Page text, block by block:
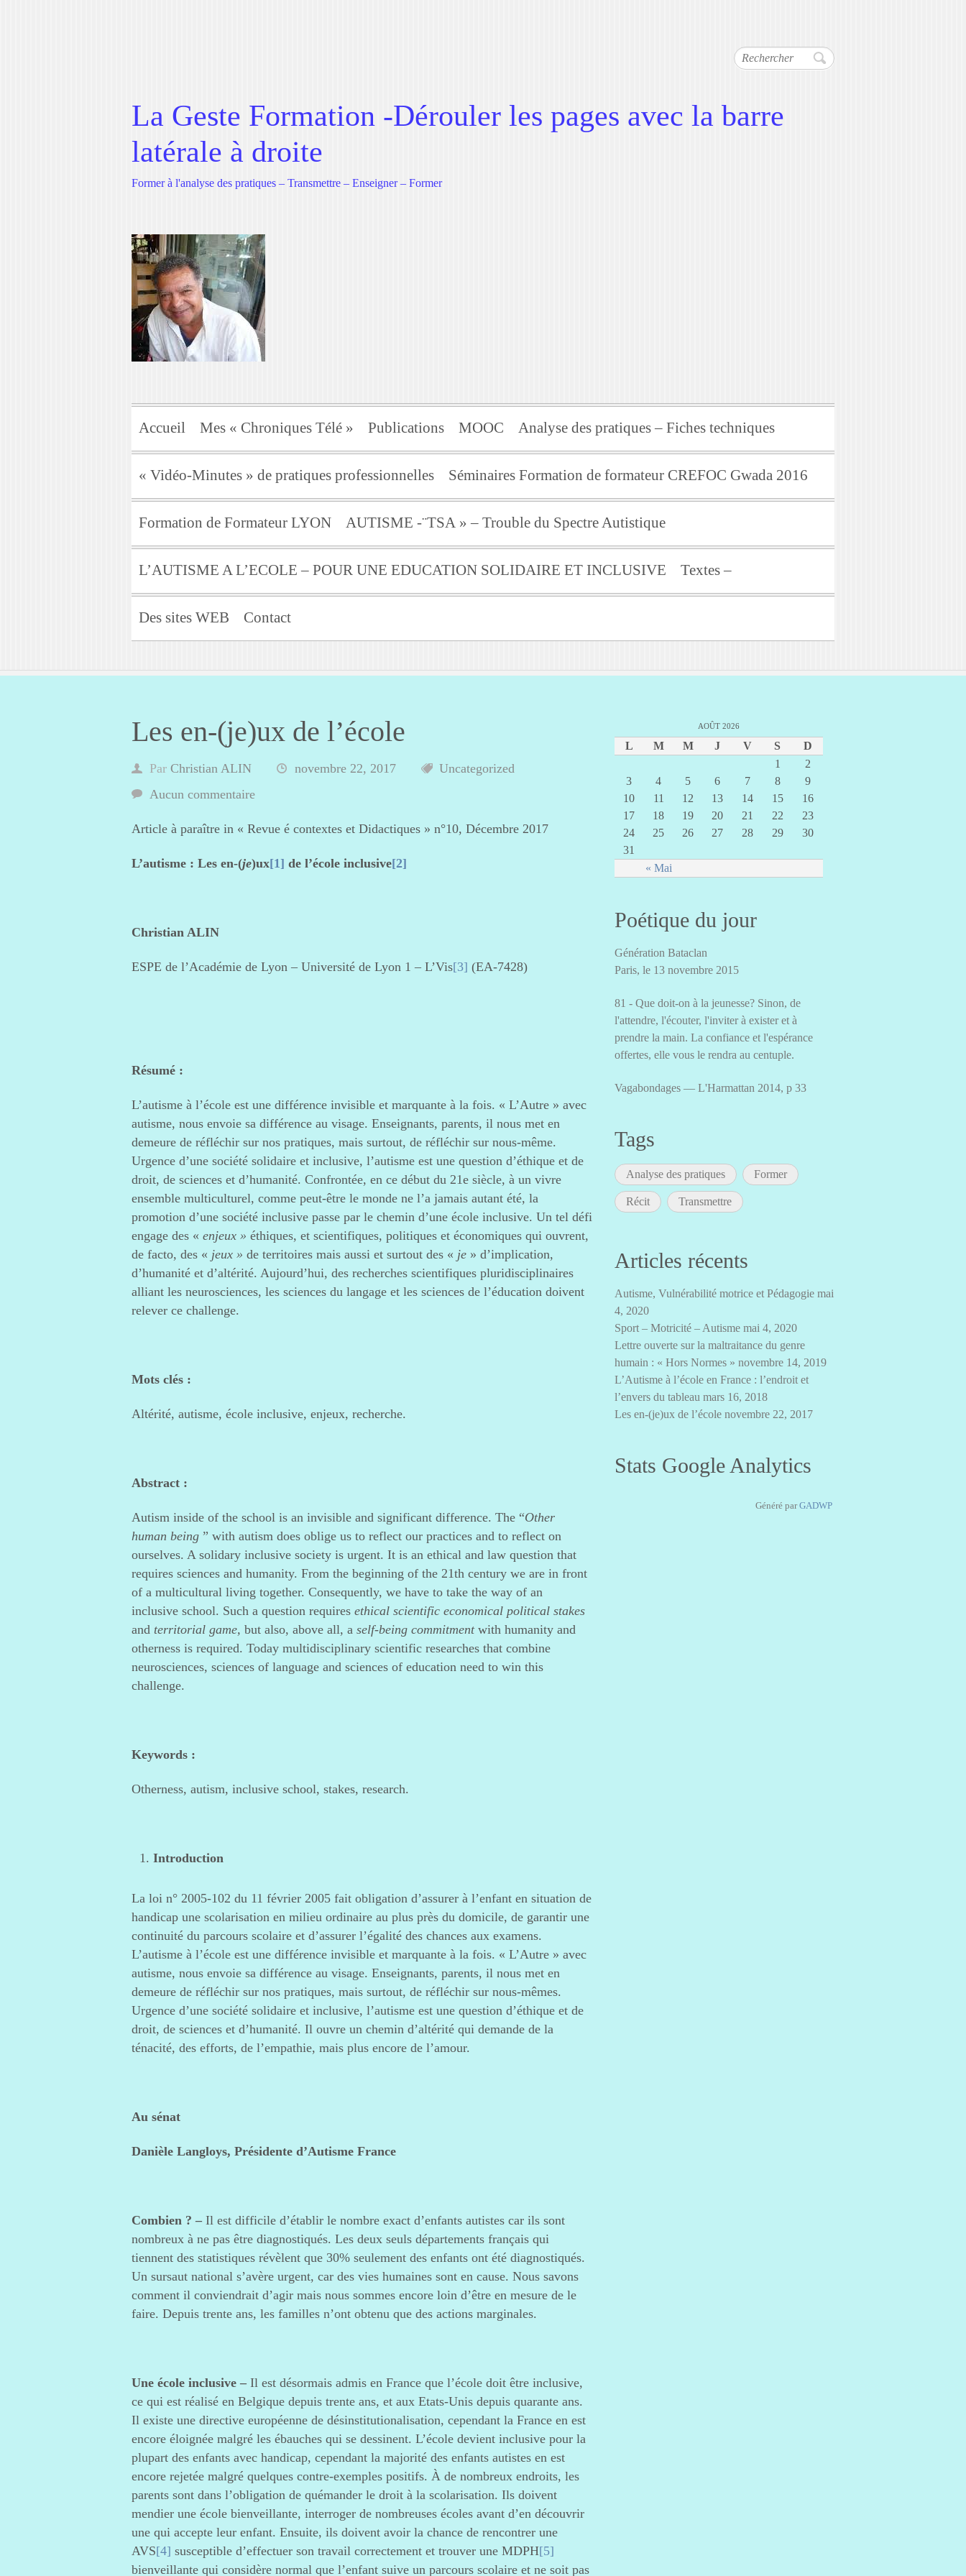
Rechercher
La Geste Formation -Dérouler les pages avec la barre
latérale à droite
Former à l'analyse des pratiques – Transmettre – Enseigner – Former
Accueil Mes « Chroniques Télé » Publications MOOC Analyse des pratiques – Fiches techniques
« Vidéo-Minutes » de pratiques professionnelles Séminaires Formation de formateur CREFOC Gwada 2016
Formation de Formateur LYON AUTISME -¨TSA » – Trouble du Spectre Autistique
L’AUTISME A L’ECOLE – POUR UNE EDUCATION SOLIDAIRE ET INCLUSIVE Textes –
Des sites WEB Contact
Les en-(je)ux de l’école
Par Christian ALIN novembre 22, 2017
Uncategorized
Aucun commentaire
Article à paraître in « Revue é contextes et Didactiques » n°10, Décembre 2017
L’autisme : Les en-(je)ux[1] de l’école inclusive[2]
Christian ALIN
ESPE de l’Académie de Lyon – Université de Lyon 1 – L’Vis[3] (EA-7428)
Résumé :
L’autisme à l’école est une différence invisible et marquante à la fois. « L’Autre » avec
autisme, nous envoie sa différence au visage. Enseignants, parents, il nous met en
demeure de réfléchir sur nos pratiques, mais surtout, de réfléchir sur nous-même.
Urgence d’une société solidaire et inclusive, l’autisme est une question d’éthique et de
droit, de sciences et d’humanité. Confrontée, en ce début du 21e siècle, à un vivre
ensemble multiculturel, comme peut-être le monde ne l’a jamais autant été, la
promotion d’une société inclusive passe par le chemin d’une école inclusive. Un tel défi
engage des « enjeux » éthiques, et scientifiques, politiques et économiques qui ouvrent,
de facto, des « jeux » de territoires mais aussi et surtout des « je » d’implication,
d’humanité et d’altérité. Aujourd’hui, des recherches scientifiques pluridisciplinaires
alliant les neurosciences, les sciences du langage et les sciences de l’éducation doivent
relever ce challenge.
Mots clés :
Altérité, autisme, école inclusive, enjeux, recherche.
Abstract :
Autism inside of the school is an invisible and significant difference. The “Other
human being ” with autism does oblige us to reflect our practices and to reflect on
ourselves. A solidary inclusive society is urgent. It is an ethical and law question that
requires sciences and humanity. From the beginning of the 21th century we are in front
of a multicultural living together. Consequently, we have to take the way of an
inclusive school. Such a question requires ethical scientific economical political stakes
and territorial game, but also, above all, a self-being commitmentwith humanity and
otherness is required. Today multidisciplinary scientific researches that combine
neurosciences, sciences of language and sciences of education need to win this
challenge.
Keywords :
Otherness, autism, inclusive school, stakes, research.
Introduction
La loi n° 2005-102 du 11 février 2005 fait obligation d’assurer à l’enfant en situation de
handicap une scolarisation en milieu ordinaire au plus près du domicile, de garantir une
continuité du parcours scolaire et d’assurer l’égalité des chances aux examens.
L’autisme à l’école est une différence invisible et marquante à la fois. « L’Autre » avec
autisme, nous envoie sa différence au visage. Enseignants, parents, il nous met en
demeure de réfléchir sur nos pratiques, mais surtout, de réfléchir sur nous-mêmes.
Urgence d’une société solidaire et inclusive, l’autisme est une question d’éthique et de
droit, de sciences et d’humanité. Il ouvre un chemin d’altérité qui demande de la
ténacité, des efforts, de l’empathie, mais plus encore de l’amour.
Au sénat
Danièle Langloys, Présidente d’Autisme France
Combien ? – Il est difficile d’établir le nombre exact d’enfants autistes car ils sont
nombreux à ne pas être diagnostiqués. Les deux seuls départements français qui
tiennent des statistiques révèlent que 30% seulement des enfants ont été diagnostiqués.
Un sursaut national s’avère urgent, car des vies humaines sont en cause. Nous savons
comment il conviendrait d’agir mais nous sommes encore loin d’être en mesure de le
faire. Depuis trente ans, les familles n’ont obtenu que des actions marginales.
Une école inclusive – Il est désormais admis en France que l’école doit être inclusive,
ce qui est réalisé en Belgique depuis trente ans, et aux Etats-Unis depuis quarante ans.
Il existe une directive européenne de désinstitutionalisation, cependant la France en est
encore éloignée malgré les ébauches qui se dessinent. L’école devient inclusive pour la
plupart des enfants avec handicap, cependant la majorité des enfants autistes en est
encore rejetée malgré quelques contre-exemples positifs. À de nombreux endroits, les
parents sont dans l’obligation de quémander le droit à la scolarisation. Ils doivent
mendier une école bienveillante, interroger de nombreuses écoles avant d’en découvrir
une qui accepte leur enfant. Ensuite, ils doivent avoir la chance de rencontrer une
AVS[4] susceptible d’effectuer son travail correctement et trouver une MDPH[5]
bienveillante qui considère normal que l’enfant suive un parcours scolaire et ne soit pas
AOÛT 2026
L M M J V S D
« Mai
1
2
3
4 5 6 7 8
9
10
11 12 13 14 15
16
17
18 19 20 21 22
23
24
25 26 27 28 29
30
31
Poétique du jour
Génération Bataclan
Paris, le 13 novembre 2015
81 - Que doit-on à la jeunesse? Sinon, de
l'attendre, l'écouter, l'inviter à exister et à
prendre la main. La confiance et l'espérance
offertes, elle vous le rendra au centuple.
Vagabondages — L'Harmattan 2014, p 33
Tags
Analyse des pratiques Former
Récit Transmettre
Articles récents
Autisme, Vulnérabilité motrice et Pédagogie mai
4, 2020
Sport – Motricité – Autisme mai 4, 2020
Lettre ouverte sur la maltraitance du genre
humain : « Hors Normes » novembre 14, 2019
L’Autisme à l’école en France : l’endroit et
l’envers du tableau mars 16, 2018
Les en-(je)ux de l’école novembre 22, 2017
Stats Google Analytics
Généré parGADWP